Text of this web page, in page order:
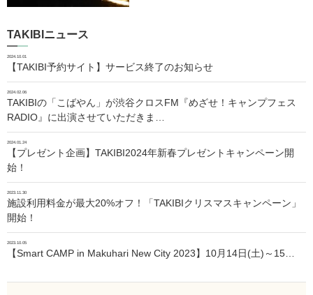
TAKIBIニュース
2024.10.01
【TAKIBI予約サイト】サービス終了のお知らせ
2024.02.06
TAKIBIの「こばやん」が渋谷クロスFM『めざせ！キャンプフェス
RADIO』に出演させていただきま…
2024.01.24
【プレゼント企画】TAKIBI2024年新春プレゼントキャンペーン開
始！
2023.11.30
施設利用料金が最大20%オフ！「TAKIBIクリスマスキャンペーン」
開始！
2023.10.05
【Smart CAMP in Makuhari New City 2023】10月14日(土)～15…